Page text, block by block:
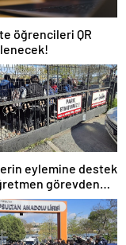
öğrencileri QR
eylemine destek
görevden